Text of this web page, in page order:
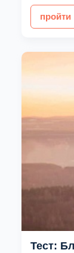
пройти
Тест: